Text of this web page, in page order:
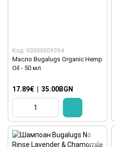
Код: 00000009394
Масло Bugalugs Organic Hemp
Oil - 50 мл
17.89€ 35.00BGN